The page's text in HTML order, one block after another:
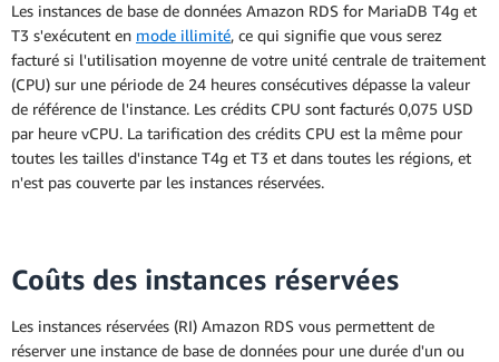
La tarification ci-dessous s'applique à une
instance de base de données déployée
dans une seule zone de disponibilité.
Déploiement multi-AZ
Les instances de base de données Amazon RDS for MariaDB T4g et
T3 s'exécutent en mode illimité, ce qui signifie que vous serez
facturé si l'utilisation moyenne de votre unité centrale de traitement
(CPU) sur une période de 24 heures consécutives dépasse la valeur
de référence de l'instance. Les crédits CPU sont facturés 0,075 USD
par heure vCPU. La tarification des crédits CPU est la même pour
toutes les tailles d'instance T4g et T3 et dans toutes les régions, et
n'est pas couverte par les instances réservées.
Coûts des instances réservées
Les instances réservées (RI) Amazon RDS vous permettent de
réserver une instance de base de données pour une durée d'un ou